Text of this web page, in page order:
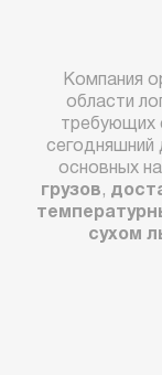
Компания
области
требующих
сегодняшний
основных
грузов,
сухом